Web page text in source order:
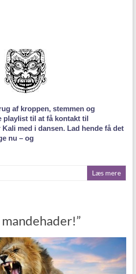
af kroppen, stemmen og
playlist til at få kontakt til
med i dansen. Lad hende få det
nu – og
Læs mere